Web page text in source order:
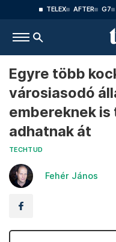
TELEX AFTER G7
Egyre több
városiasodó
embereknek
adhatnak át
TECHTUD
Fehér János